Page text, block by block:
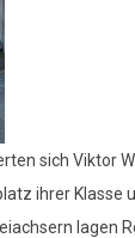
sich Viktor
ihrer Klasse
lagen